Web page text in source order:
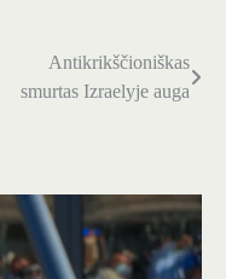
Antikrikščioniškas
smurtas Izraelyje auga